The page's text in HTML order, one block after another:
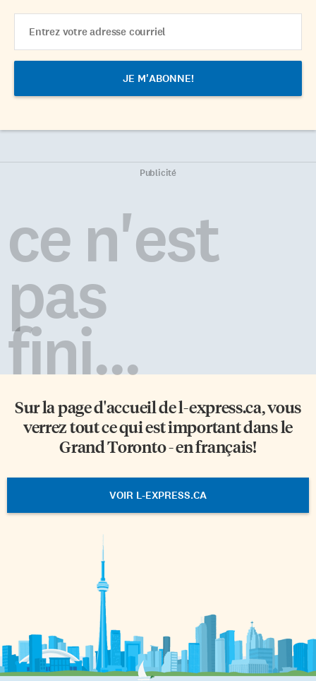
Address
Publicité
ce n'est
pas
fini...
Sur la page d'accueil del-express.ca, vous
verrez tout ce qui est important dans le
Grand Toronto - en français!
VOIR L-EXPRESS.CA